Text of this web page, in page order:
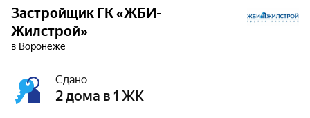
Застройщик ГК «ЖБИ-
Жилстрой»
в Воронеже
Сдано
2 дома в 1 ЖК